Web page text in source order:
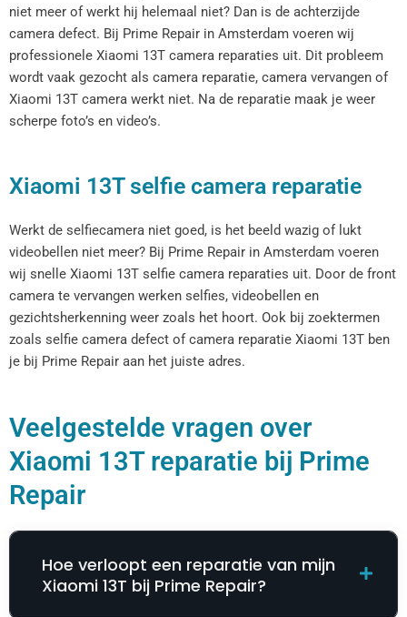
niet meer of werkt hij helemaal niet? Dan is de achterzijde
camera defect. Bij Prime Repair in Amsterdam voeren wij
professionele Xiaomi 13T camera reparaties uit. Dit probleem
wordt vaak gezocht als camera reparatie, camera vervangen of
Xiaomi 13T camera werkt niet. Na de reparatie maak je weer
scherpe foto’s en video’s.
Xiaomi 13T selfie camera reparatie
Werkt de selfiecamera niet goed, is het beeld wazig of lukt
videobellen niet meer? Bij Prime Repair in Amsterdam voeren
wij snelle Xiaomi 13T selfie camera reparaties uit. Door de front
camera te vervangen werken selfies, videobellen en
gezichtsherkenning weer zoals het hoort. Ook bij zoektermen
zoals selfie camera defect of camera reparatie Xiaomi 13T ben
je bij Prime Repair aan het juiste adres.
Veelgestelde vragen over
Xiaomi 13T reparatie bij Prime
Repair
Hoe verloopt een reparatie van mijn
Xiaomi 13T bij Prime Repair?